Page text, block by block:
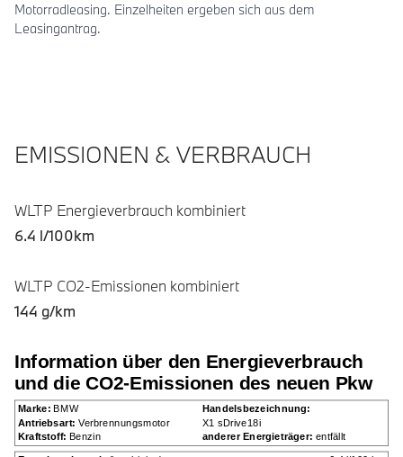
Motorradleasing. Einzelheiten ergeben sich aus dem
Leasingantrag.
EMISSIONEN & VERBRAUCH
WLTP Energieverbrauch kombiniert
6.4 l/100km
WLTP CO2-Emissionen kombiniert
144 g/km